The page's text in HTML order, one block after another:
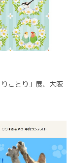
ことり」展、大阪